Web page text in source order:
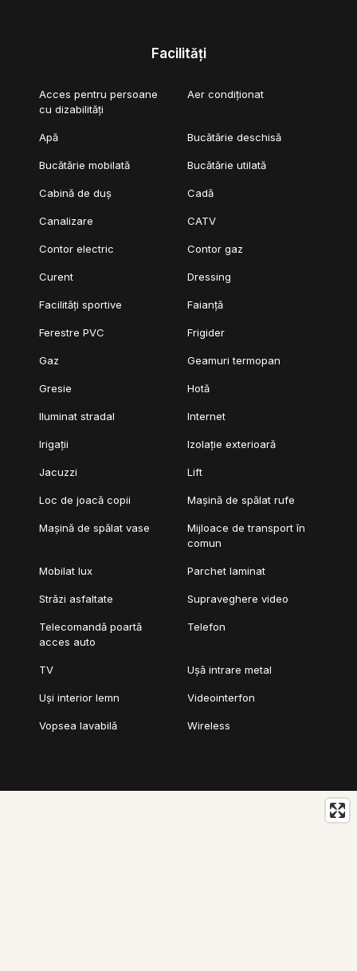
Facilități
Acces pentru persoane
cu dizabilități
Aer condiționat
Apă Bucătărie deschisă
Bucătărie mobilată Bucătărie utilată
Cabină de duș Cadă
Canalizare CATV
Contor electric Contor gaz
Curent Dressing
Facilități sportive Faianță
Ferestre PVC Frigider
Gaz Geamuri termopan
Gresie Hotă
Iluminat stradal Internet
Irigații Izolație exterioară
Jacuzzi Lift
Loc de joacă copii Mașină de spălat rufe
Mașină de spălat vase
Mijloace de transport în
comun
Mobilat lux Parchet laminat
Străzi asfaltate Supraveghere video
Telecomandă poartă
acces auto
Telefon
TV Ușă intrare metal
Uși interior lemn Videointerfon
Vopsea lavabilă Wireless